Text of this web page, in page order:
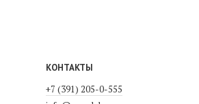
КОНТАКТЫ
+7 (391) 205-0-555